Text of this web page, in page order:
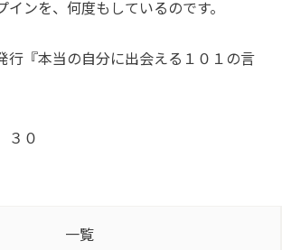
ンを、何度もしているのです。
行『本当の自分に出会える１０１の言
３０
一覧